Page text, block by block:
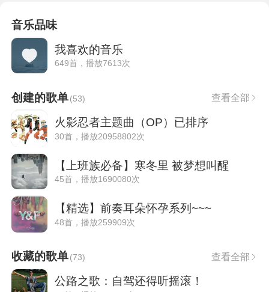
音乐品味
我喜欢的音乐
649首，播放7613次
创建的歌单(53) 查看全部
火影忍者主题曲（OP）已排序
30首，播放20958802次
【上班族必备】寒冬里 被梦想叫醒
45首，播放1690080次
【精选】前奏耳朵怀孕系列~~~
48首，播放259909次
收藏的歌单(73) 查看全部
公路之歌：自驾还得听摇滚！